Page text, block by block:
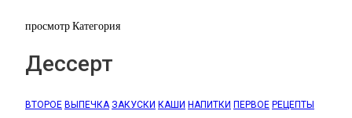
просмотр Категория
Дессерт
ВТОРОЕ ВЫПЕЧКА ЗАКУСКИ КАШИ НАПИТКИ ПЕРВОЕ РЕЦЕПТЫ